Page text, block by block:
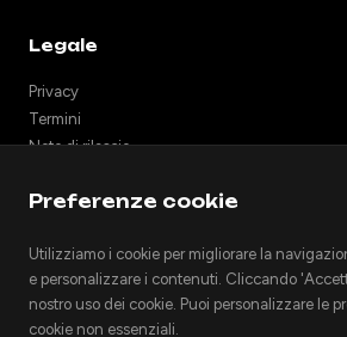
Legale
Privacy
Termini
Note di rilascio
API
Preferenze cookie
Utilizziamo i cookie per migliorare la
e personalizzare i contenuti. Cliccando
nostro uso dei cookie. Puoi personalizzare le
cookie non essenziali.